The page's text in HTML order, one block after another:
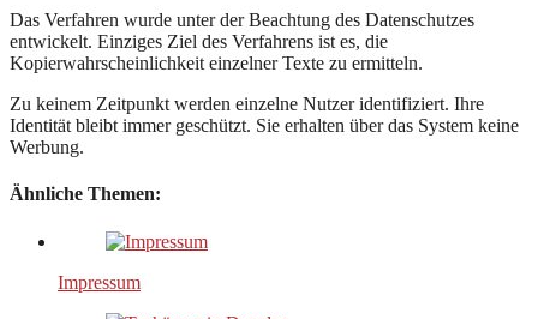
Das Verfahren wurde unter der Beachtung des Datenschutzes
entwickelt. Einziges Ziel des Verfahrens ist es, die
Kopierwahrscheinlichkeit einzelner Texte zu ermitteln.
Zu keinem Zeitpunkt werden einzelne Nutzer identifiziert. Ihre
Identität bleibt immer geschützt. Sie erhalten über das System keine
Werbung.
Ähnliche Themen:
Impressum